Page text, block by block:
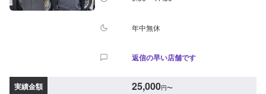
年中無休
返信の早い店舗です
実績金額 25,000円〜